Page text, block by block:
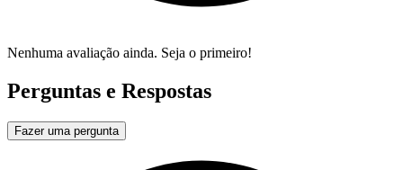
Nenhuma avaliação ainda. Seja o primeiro!
Perguntas e Respostas
Fazer uma pergunta